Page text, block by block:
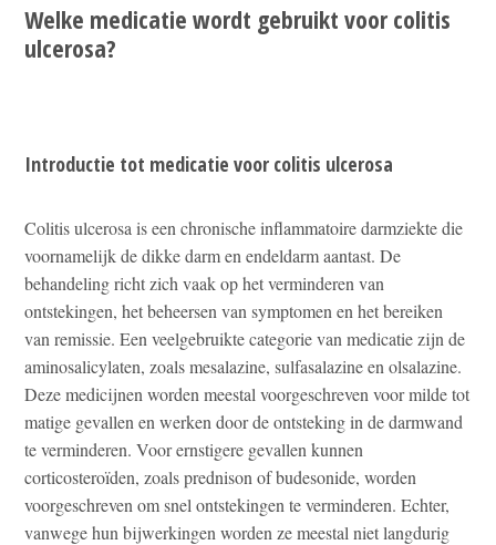
Welke medicatie wordt gebruikt voor colitis
ulcerosa?
Introductie tot medicatie voor colitis ulcerosa
Colitis ulcerosa is een chronische inflammatoire darmziekte die
voornamelijk de dikke darm en endeldarm aantast. De
behandeling richt zich vaak op het verminderen van
ontstekingen, het beheersen van symptomen en het bereiken
van remissie. Een veelgebruikte categorie van medicatie zijn de
aminosalicylaten, zoals mesalazine, sulfasalazine en olsalazine.
Deze medicijnen worden meestal voorgeschreven voor milde tot
matige gevallen en werken door de ontsteking in de darmwand
te verminderen. Voor ernstigere gevallen kunnen
corticosteroïden, zoals prednison of budesonide, worden
voorgeschreven om snel ontstekingen te verminderen. Echter,
vanwege hun bijwerkingen worden ze meestal niet langdurig